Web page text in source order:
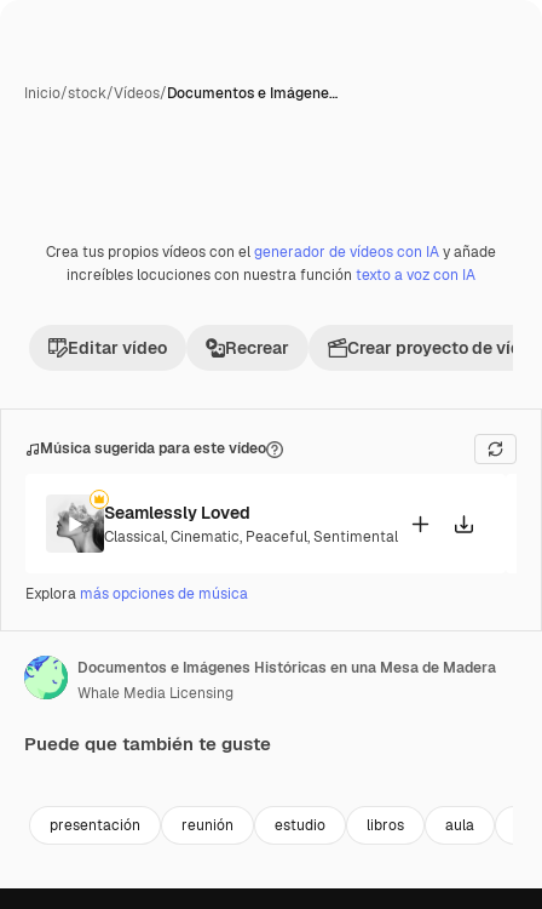
Inicio/stock/Vídeos/Documentos e Imágene…
PremiumGenerada con IA
Crea tus propios vídeos con elgenerador de vídeos con IAy añade
increíbles locuciones con nuestra función texto a voz con IA
Editar vídeo Recrear Crear proyecto de vídeo
Música sugerida para este vídeo
Seamlessly Loved
Classical,Cinematic, Peaceful,Sentimental
Explora más opciones de música
Documentos e Imágenes Históricas en una Mesa de Madera
Whale Media Licensing
Puede que también te guste
presentación reunión estudio libros aula